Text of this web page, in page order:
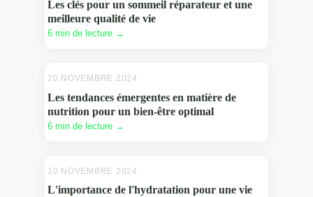
Les clés pour un sommeil réparateur et une
meilleure qualité de vie
6 min de lecture →
BIEN ÊTRE
20 NOVEMBRE 2024
Les tendances émergentes en matière de
nutrition pour un bien-être optimal
6 min de lecture →
BIEN ÊTRE
10 NOVEMBRE 2024
L'importance de l'hydratation pour une vie